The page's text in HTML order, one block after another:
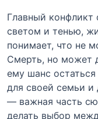
Главный
светом и тенью,
понимает, что не
Смерть, но может
ему шанс
для своей семьи и
— важная часть
делать выбор